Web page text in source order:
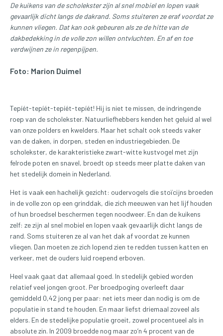
De kuikens van de scholekster zijn al snel mobiel en lopen vaak
gevaarlijk dicht langs de dakrand. Soms stuiteren ze eraf voordat ze
kunnen vliegen. Dat kan ook gebeuren als ze de hitte van de
dakbedekking in de volle zon willen ontvluchten. En af en toe
verdwijnen ze in regenpijpen.
Foto: Marion Duimel
Tepíét-tepíét-tepíét-tepíét! Hij is niet te missen, de indringende
roep van de scholekster. Natuurliefhebbers kenden het geluid al wel
van onze polders en kwelders. Maar het schalt ook steeds vaker
van de daken, in dorpen, steden en industriegebieden. De
scholekster, de karakteristieke zwart-witte kustvogel met zijn
felrode poten en snavel, broedt op steeds meer platte daken van
het stedelijk domein in Nederland.
Het is vaak een hachelijk gezicht: oudervogels die stoïcijns broeden
in de volle zon op een grinddak, die zich meeuwen van het lijf houden
of hun broedsel beschermen tegen noodweer. En dan de kuikens
zelf: ze zijn al snel mobiel en lopen vaak gevaarlijk dicht langs de
rand. Soms stuiteren ze al van het dak af voordat ze kunnen
vliegen. Dan moeten ze zich lopend zien te redden tussen katten en
verkeer, met de ouders luid roepend erboven.
Heel vaak gaat dat allemaal goed. In stedelijk gebied worden
relatief veel jongen groot. Per broedpoging overleeft daar
gemiddeld 0,42 jong per paar: net iets meer dan nodig is om de
populatie in stand te houden. En maar liefst driemaal zoveel als
elders. En de stedelijke populatie groeit, zowel procentueel als in
absolute zin. In 2009 broedde nog maar zo’n 4 procent van de